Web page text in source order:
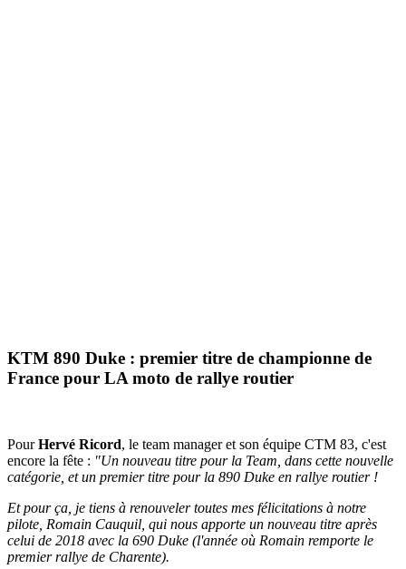
KTM 890 Duke : premier titre de championne de
France pour LA moto de rallye routier
PourHervé Ricord, le team manager et son équipe CTM 83, c'est
encore la fête : "Un nouveau titre pour la Team, dans cette nouvelle
catégorie, et un premier titre pour la 890 Duke en rallye routier !
Et pour ça, je tiens à renouveler toutes mes félicitations à notre
pilote, Romain Cauquil, qui nous apporte un nouveau titre après
celui de 2018 avec la 690 Duke (l'année où Romain remporte le
premier rallye de Charente).